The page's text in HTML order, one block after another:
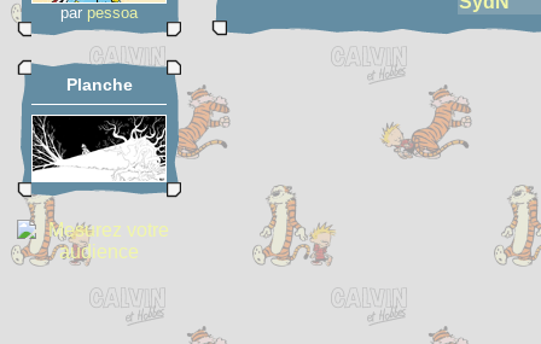
par pessoa
Planche